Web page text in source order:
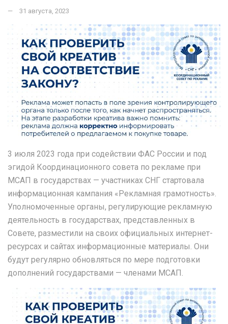
31 августа, 2023
3 июля 2023 года при содействии ФАС России и под
эгидой Координационного совета по рекламе при
МСАП в государствах — участниках СНГ стартовала
информационная кампания «Рекламная грамотность».
Уполномоченные органы, регулирующие рекламную
деятельность в государствах, представленных в
Совете, разместили на своих официальных интернет-
ресурсах и сайтах информационные материалы. Они
будут регулярно обновляться по мере подготовки
дополнений государствами — членами МСАП.